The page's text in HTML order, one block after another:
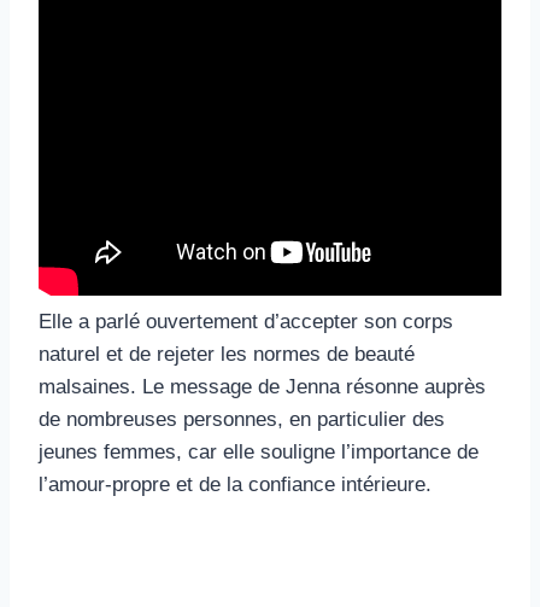
Elle a parlé ouvertement d’accepter son corps
naturel et de rejeter les normes de beauté
malsaines. Le message de Jenna résonne auprès
de nombreuses personnes, en particulier des
jeunes femmes, car elle souligne l’importance de
l’amour-propre et de la confiance intérieure.